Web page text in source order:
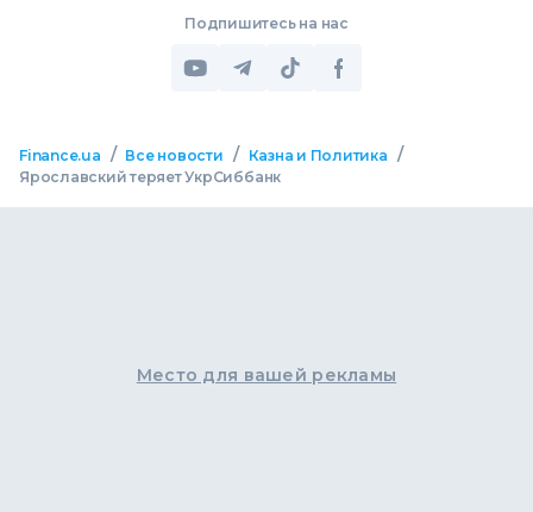
Подпишитесь на нас
Finance.ua / Все новости / Казна и Политика /
Ярославский теряет УкрСиббанк
Место для вашей рекламы